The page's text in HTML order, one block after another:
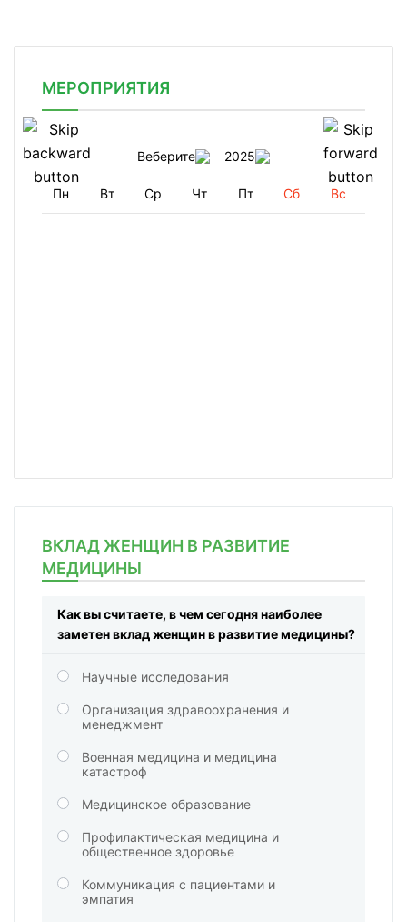
МЕРОПРИЯТИЯ
Веберите 2025
Пн Вт Ср Чт Пт Сб Вс
ВКЛАД ЖЕНЩИН В РАЗВИТИЕ
МЕДИЦИНЫ
Как вы считаете, в чем сегодня наиболее
заметен вклад женщин в развитие медицины?
Научные исследования
Организация здравоохранения и
менеджмент
Военная медицина и медицина
катастроф
Медицинское образование
Профилактическая медицина и
общественное здоровье
Коммуникация с пациентами и
эмпатия